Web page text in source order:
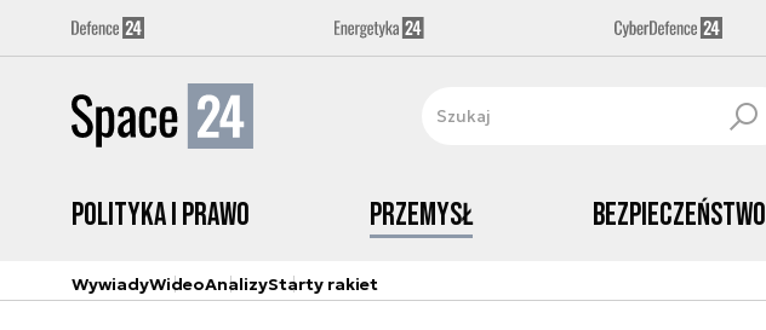
Polityka i prawo Przemysł Bezpieczeństwo
WywiadyWideoAnalizyStarty rakiet